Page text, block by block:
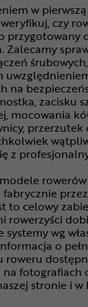
w
czy
przygotowany
Zalecamy
na
zacisku
mocowania
przerzutek
z
rowerów
fabrycznie
to celowy
rowerzyści
wg
o
roweru
na fotografiach
stronie i w